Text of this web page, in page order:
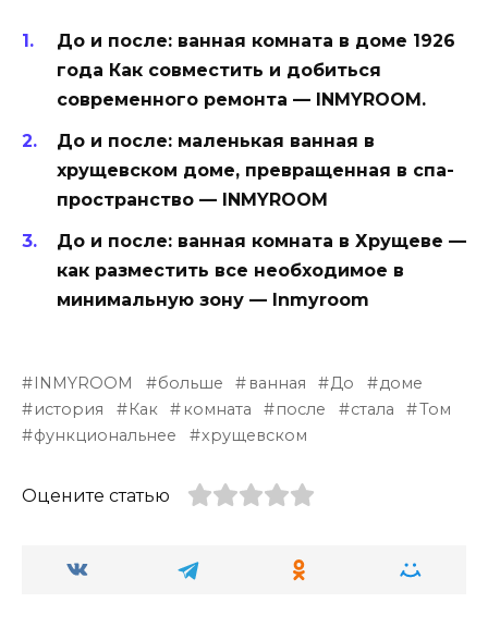
До и после: ванная комната в доме 1926
года Как совместить и добиться
современного ремонта — INMYROOM.
До и после: маленькая ванная в
хрущевском доме, превращенная в спа-
пространство — INMYROOM
До и после: ванная комната в Хрущеве —
как разместить все необходимое в
минимальную зону — Inmyroom
INMYROOM больше ванная До
доме
история
Как комната после стала
Том
функциональнее
хрущевском
Оцените статью